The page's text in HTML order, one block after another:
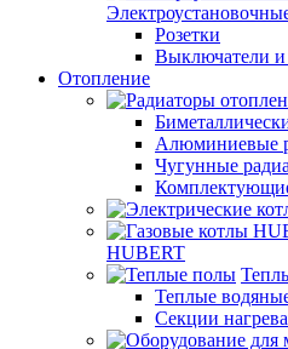
Розетки
Выключатели и
Отопление
Алюминиевые
Чугунные
HUBERT
Теплые
Секции